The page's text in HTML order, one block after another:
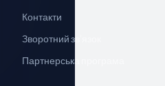
Контакти
Зворотний зв'язок
Партнерська програма